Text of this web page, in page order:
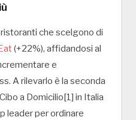
che scelgono di
(+22%), affidandosi al
e
A rilevarlo è la seconda
a Domicilio[1] in Italia
leader per ordinare